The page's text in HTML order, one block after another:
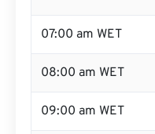
07:00 am WET
08:00 am WET
09:00 am WET